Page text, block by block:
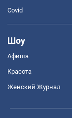
Covid
Шоу
Афиша
Красота
Женский Журнал